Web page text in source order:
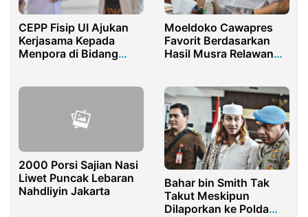
CEPP Fisip UI Ajukan
Kerjasama Kepada
Menpora di Bidang
Moeldoko Cawapres
Favorit Berdasarkan
Hasil Musra Relawan
2000 Porsi Sajian Nasi
Liwet Puncak Lebaran
Nahdliyin Jakarta
Bahar bin Smith Tak
Takut Meskipun
Dilaporkan ke Polda